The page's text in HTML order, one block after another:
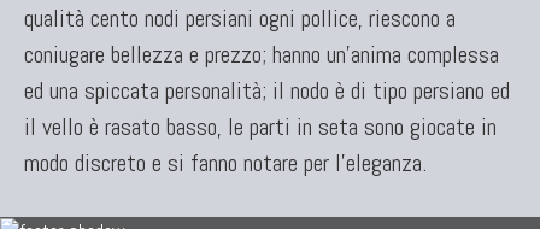
qualità cento nodi persiani ogni pollice, riescono a
coniugare bellezza e prezzo; hanno un'anima complessa
ed una spiccata personalità; il nodo è di tipo persiano ed
il vello è rasato basso, le parti in seta sono giocate in
modo discreto e si fanno notare per l'eleganza.